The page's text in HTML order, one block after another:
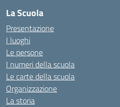
La Scuola
Presentazione
I luoghi
Le persone
I numeri della scuola
Le carte della scuola
Organizzazione
La storia